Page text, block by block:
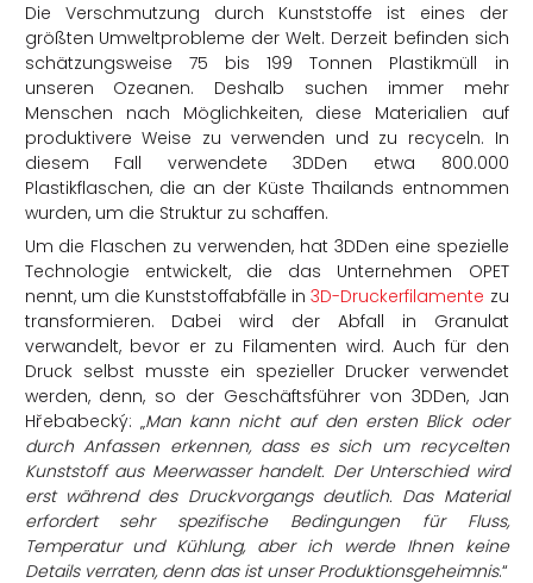
Die Verschmutzung durch Kunststoffe ist eines der
größten Umweltprobleme der Welt. Derzeit befinden sich
schätzungsweise 75 bis 199 Tonnen Plastikmüll in
unseren Ozeanen. Deshalb suchen immer mehr
Menschen nach Möglichkeiten, diese Materialien auf
produktivere Weise zu verwenden und zu recyceln. In
diesem Fall verwendete 3DDen etwa 800.000
Plastikflaschen, die an der Küste Thailands entnommen
wurden, um die Struktur zu schaffen.
Um die Flaschen zu verwenden, hat 3DDen eine spezielle
Technologie entwickelt, die das Unternehmen OPET
nennt, um die Kunststoffabfälle in3D-Druckerfilamente zu
transformieren. Dabei wird der Abfall in Granulat
verwandelt, bevor er zu Filamenten wird. Auch für den
Druck selbst musste ein spezieller Drucker verwendet
werden, denn, so der Geschäftsführer von 3DDen, Jan
Hřebabecký: „Man kann nicht auf den ersten Blick oder
durch Anfassen erkennen, dass es sich um recycelten
Kunststoff aus Meerwasser handelt. Der Unterschied wird
erst während des Druckvorgangs deutlich. Das Material
erfordert sehr spezifische Bedingungen für Fluss,
Temperatur und Kühlung, aber ich werde Ihnen keine
Details verraten, denn das ist unser Produktionsgeheimnis.“